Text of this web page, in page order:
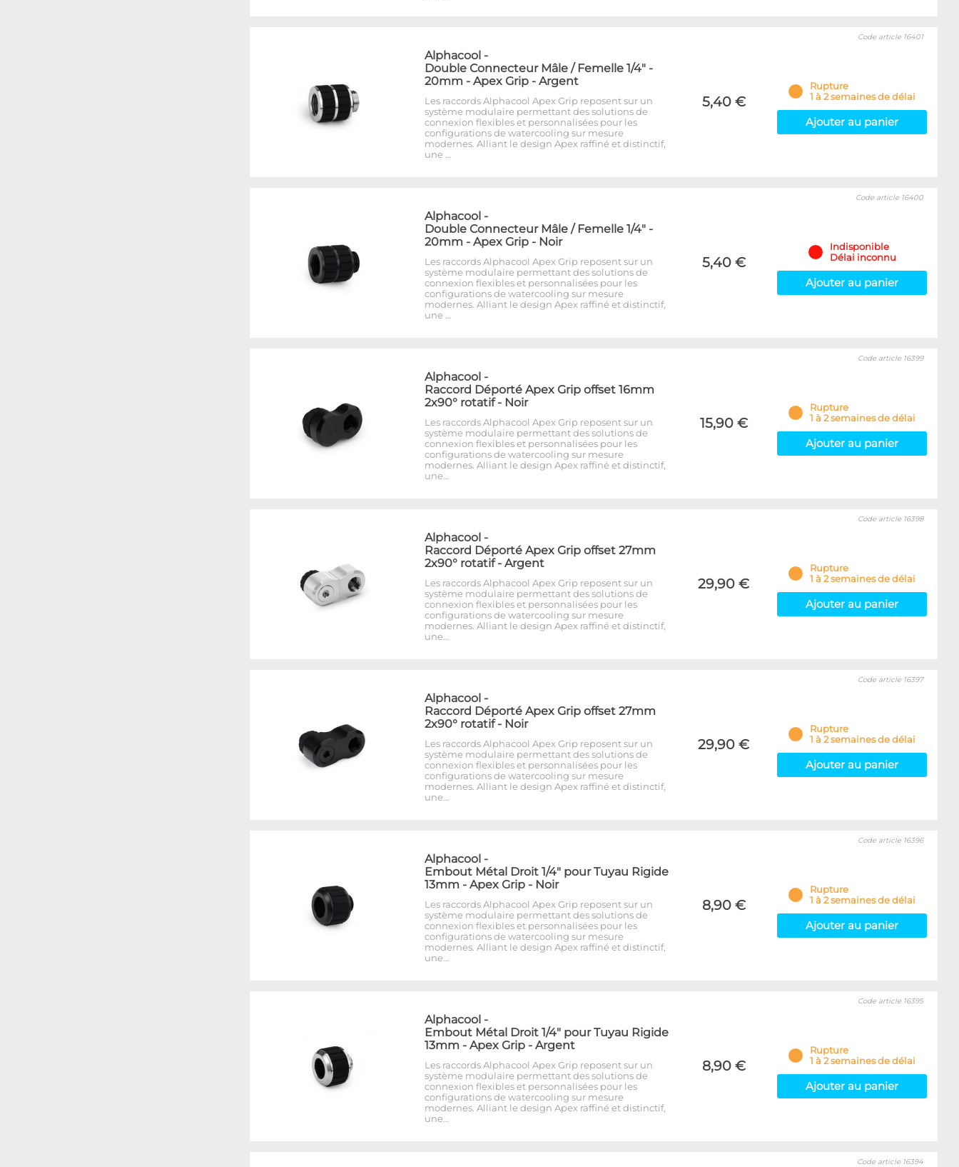
Alphacool -
Double Connecteur Mâle / Femelle 1/4" -
20mm - Apex Grip - Argent
Les raccords Alphacool Apex Grip reposent sur un
système modulaire permettant des solutions de
connexion flexibles et personnalisées pour les
configurations de watercooling sur mesure
modernes. Alliant le design Apex raffiné et distinctif,
une …
5,40 €
Code article 16401
Rupture
1 à 2 semaines de délai
Ajouter au panier
Alphacool -
Double Connecteur Mâle / Femelle 1/4" -
20mm - Apex Grip - Noir
Les raccords Alphacool Apex Grip reposent sur un
système modulaire permettant des solutions de
connexion flexibles et personnalisées pour les
configurations de watercooling sur mesure
modernes. Alliant le design Apex raffiné et distinctif,
une …
5,40 €
Code article 16400
Indisponible
Délai inconnu
Ajouter au panier
Alphacool -
Raccord Déporté Apex Grip offset 16mm
2x90° rotatif - Noir
Les raccords Alphacool Apex Grip reposent sur un
système modulaire permettant des solutions de
connexion flexibles et personnalisées pour les
configurations de watercooling sur mesure
modernes. Alliant le design Apex raffiné et distinctif,
une…
15,90 €
Code article 16399
Rupture
1 à 2 semaines de délai
Ajouter au panier
Alphacool -
Raccord Déporté Apex Grip offset 27mm
2x90° rotatif - Argent
Les raccords Alphacool Apex Grip reposent sur un
système modulaire permettant des solutions de
connexion flexibles et personnalisées pour les
configurations de watercooling sur mesure
modernes. Alliant le design Apex raffiné et distinctif,
une…
29,90 €
Code article 16398
Rupture
1 à 2 semaines de délai
Ajouter au panier
Alphacool -
Raccord Déporté Apex Grip offset 27mm
2x90° rotatif - Noir
Les raccords Alphacool Apex Grip reposent sur un
système modulaire permettant des solutions de
connexion flexibles et personnalisées pour les
configurations de watercooling sur mesure
modernes. Alliant le design Apex raffiné et distinctif,
une…
29,90 €
Code article 16397
Rupture
1 à 2 semaines de délai
Ajouter au panier
Alphacool -
Embout Métal Droit 1/4" pour Tuyau Rigide
13mm - Apex Grip - Noir
Les raccords Alphacool Apex Grip reposent sur un
système modulaire permettant des solutions de
connexion flexibles et personnalisées pour les
configurations de watercooling sur mesure
modernes. Alliant le design Apex raffiné et distinctif,
une…
8,90 €
Code article 16396
Rupture
1 à 2 semaines de délai
Ajouter au panier
Alphacool -
Embout Métal Droit 1/4" pour Tuyau Rigide
13mm - Apex Grip - Argent
Les raccords Alphacool Apex Grip reposent sur un
système modulaire permettant des solutions de
connexion flexibles et personnalisées pour les
configurations de watercooling sur mesure
modernes. Alliant le design Apex raffiné et distinctif,
une…
8,90 €
Code article 16395
Rupture
1 à 2 semaines de délai
Ajouter au panier
Code article 16394